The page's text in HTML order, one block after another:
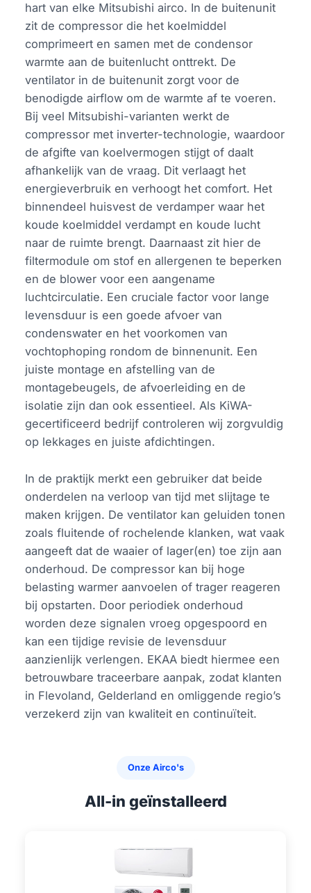
hart van elke Mitsubishi airco. In de buitenunit
zit de compressor die het koelmiddel
comprimeert en samen met de condensor
warmte aan de buitenlucht onttrekt. De
ventilator in de buitenunit zorgt voor de
benodigde airflow om de warmte af te voeren.
Bij veel Mitsubishi-varianten werkt de
compressor met inverter-technologie, waardoor
de afgifte van koelvermogen stijgt of daalt
afhankelijk van de vraag. Dit verlaagt het
energieverbruik en verhoogt het comfort. Het
binnendeel huisvest de verdamper waar het
koude koelmiddel verdampt en koude lucht
naar de ruimte brengt. Daarnaast zit hier de
filtermodule om stof en allergenen te beperken
en de blower voor een aangename
luchtcirculatie. Een cruciale factor voor lange
levensduur is een goede afvoer van
condenswater en het voorkomen van
vochtophoping rondom de binnenunit. Een
juiste montage en afstelling van de
montagebeugels, de afvoerleiding en de
isolatie zijn dan ook essentieel. Als KiWA-
gecertificeerd bedrijf controleren wij zorgvuldig
op lekkages en juiste afdichtingen.
In de praktijk merkt een gebruiker dat beide
onderdelen na verloop van tijd met slijtage te
maken krijgen. De ventilator kan geluiden tonen
zoals fluitende of rochelende klanken, wat vaak
aangeeft dat de waaier of lager(en) toe zijn aan
onderhoud. De compressor kan bij hoge
belasting warmer aanvoelen of trager reageren
bij opstarten. Door periodiek onderhoud
worden deze signalen vroeg opgespoord en
kan een tijdige revisie de levensduur
aanzienlijk verlengen. EKAA biedt hiermee een
betrouwbare traceerbare aanpak, zodat klanten
in Flevoland, Gelderland en omliggende regio’s
verzekerd zijn van kwaliteit en continuïteit.
Onze Airco's
All-in geïnstalleerd